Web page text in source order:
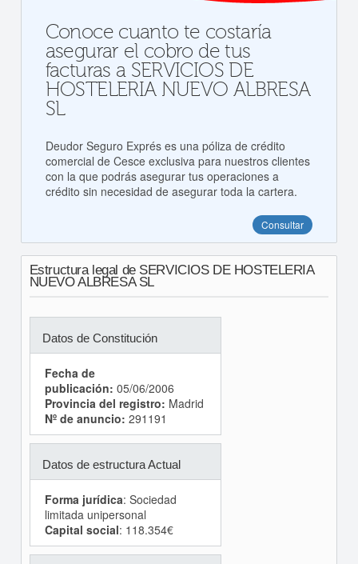
Conoce cuanto te costaría
asegurar el cobro de tus
facturas a SERVICIOS DE
HOSTELERIA NUEVO ALBRESA
SL
Deudor Seguro Exprés es una póliza de crédito
comercial de Cesce exclusiva para nuestros clientes
con la que podrás asegurar tus operaciones a
crédito sin necesidad de asegurar toda la cartera.
Consultar
Estructura legal de SERVICIOS DE HOSTELERIA
NUEVO ALBRESA SL
Datos de Constitución
Fecha de
publicación: 05/06/2006
Provincia del registro: Madrid
Nº de anuncio: 291191
Datos de estructura Actual
Forma jurídica: Sociedad
limitada unipersonal
Capital social: 118.354€